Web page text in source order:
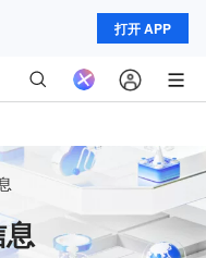
打开 APP